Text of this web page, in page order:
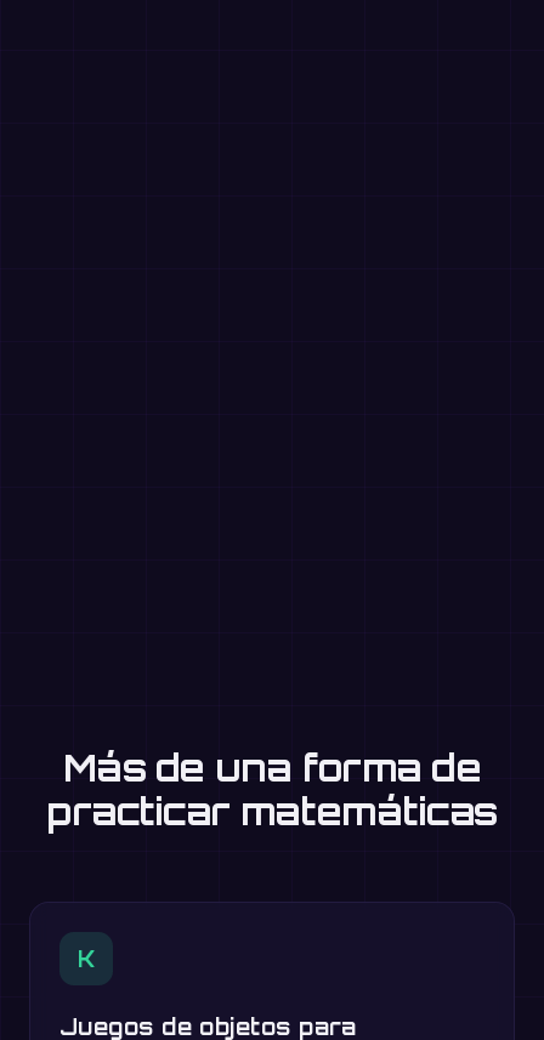
Más de una forma de
practicar matemáticas
K
Juegos de objetos para